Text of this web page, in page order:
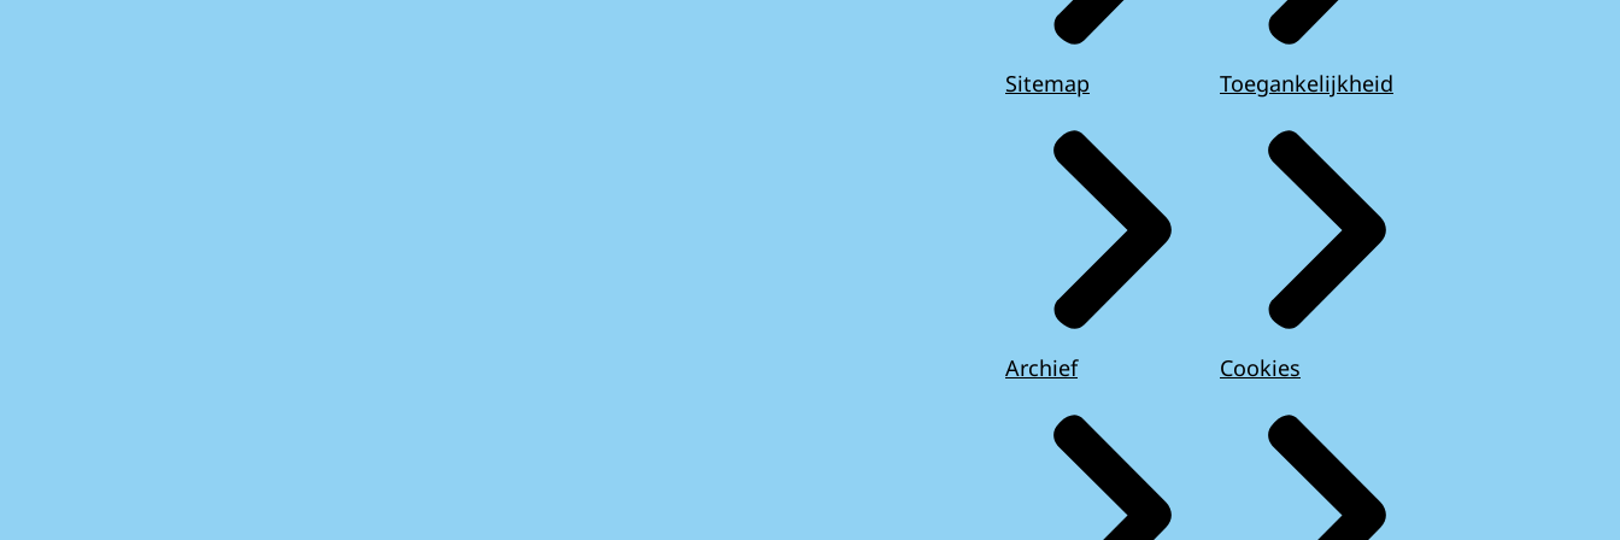
Sitemap
Archief
Toegankelijkheid
Cookies